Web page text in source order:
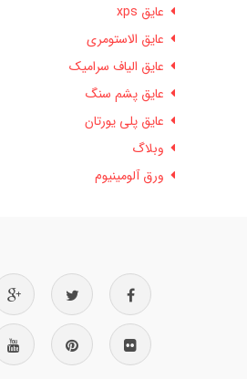
عایق xps
عایق الاستومری
عایق الیاف سرامیک
عایق پشم سنگ
عایق پلی یورتان
وبلاگ
ورق آلومینیوم